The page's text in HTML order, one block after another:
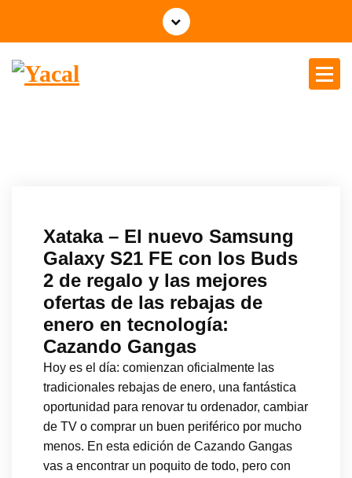
Xataka – El nuevo Samsung
Galaxy S21 FE con los Buds
2 de regalo y las mejores
ofertas de las rebajas de
enero en tecnología:
Cazando Gangas
Hoy es el día: comienzan oficialmente las
tradicionales rebajas de enero, una fantástica
oportunidad para renovar tu ordenador, cambiar
de TV o comprar un buen periférico por mucho
menos. En esta edición de Cazando Gangas
vas a encontrar un poquito de todo, pero con